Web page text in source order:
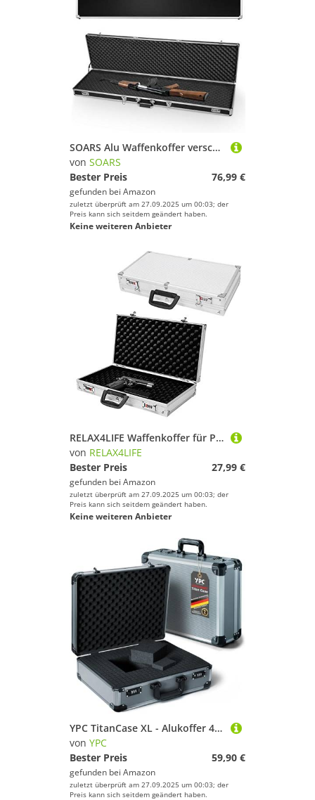
SOARS Alu Waffenkoffer verschließbar, Gewehrkoffer mit Zahlenschloss & Vorhängeschloss & Rasterschaumstoff, Pistolenkoffer Alukoffer Pistolenkoffer (Schwarz)
von SOARS
Bester Preis
76,99 €
gefunden bei Amazon
zuletzt überprüft am 27.09.2025 um 00:03; der
Preis kann sich seitdem geändert haben.
Keine weiteren Anbieter
RELAX4LIFE Waffenkoffer für Pistole & Kurzwaffen, Gewehrkoffer mit 2 Zahlenschlössern, Pistolenkoffer mit Griff, Jagdkoffer mit Innenfutter aus Schaumstoff, ABS & Aluminium, 47 x 25 x 8,3 cm, Silber
von RELAX4LIFE
Bester Preis
27,99 €
gefunden bei Amazon
zuletzt überprüft am 27.09.2025 um 00:03; der
Preis kann sich seitdem geändert haben.
Keine weiteren Anbieter
YPC TitanCase XL - Alukoffer 45x35x15 cm mit Würfelschaum, Universalkoffer, Drohnenkoffer, Pistolenkoffer, Werkzeugkoffer leer, mit Zahlenschloss, Titangrau
von YPC
Bester Preis
59,90 €
gefunden bei Amazon
zuletzt überprüft am 27.09.2025 um 00:03; der
Preis kann sich seitdem geändert haben.